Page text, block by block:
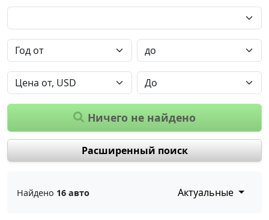
Ничего не найдено
Расширенный поиск
Найдено 16 авто Актуальные